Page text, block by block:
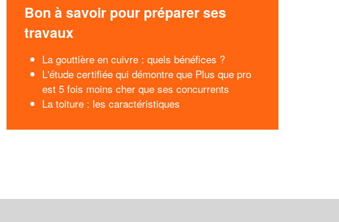
Bon à savoir pour préparer ses
travaux
La gouttière en cuivre : quels bénéfices ?
L'étude certifiée qui démontre que Plus que pro
est 5 fois moins cher que ses concurrents
La toiture : les caractéristiques